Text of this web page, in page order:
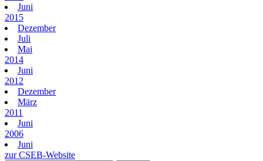
Juni
2015
Dezember
Juli
Mai
2014
Juni
2012
Dezember
März
2011
Juni
2006
Juni
zur CSEB-Website